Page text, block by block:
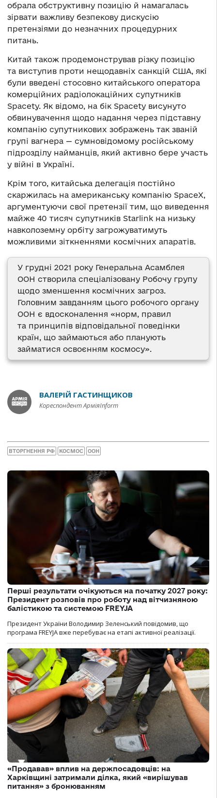
обрала обструктивну позицію й намагалась
зірвати важливу безпекову дискусію
претензіями до незначних процедурних
питань.
Китай також продемонстрував різку позицію
та виступив проти нещодавніх санкцій США, які
були введені стосовно китайського оператора
комерційних радіолокаційних супутників
Spacety. Як відомо, на бік Spacety висунуто
обвинувачення щодо надання через підставну
компанію супутникових зображень так званій
групі вагнера — сумновідомому російському
підрозділу найманців, який активно бере участь
у війні в Україні.
Крім того, китайська делегація постійно
скаржилась на американську компанію SpaceX,
аргументуючи свої претензії тим, що виведення
майже 40 тисяч супутників Starlink на низьку
навколоземну орбіту загрожуватимуть
можливими зіткненнями космічних апаратів.
У грудні 2021 року Генеральна Асамблея
ООН створила спеціалізовану Робочу групу
щодо зменшення космічних загроз.
Головним завданням цього робочого органу
ООН є вдосконалення «норм, правил
та принципів відповідальної поведінки
країн, що займаються або планують
займатися освоєнням космосу».
ВАЛЕРІЙ ГАСТИНЩИКОВ
Кореспондент АрміяInform
ВТОРГНЕННЯ РФ КОСМОС ООН
Перші результати очікуються на початку 2027 року:
Президент розповів про роботу над вітчизняною
балістикою та системою FREYJA
Президент України Володимир Зеленський повідомив, що
програма FREYJA вже перебуває на етапі активної реалізації.
«Продавав» вплив на держпосадовців: на
Харківщині затримали ділка, який «вирішував
питання» з бронюванням